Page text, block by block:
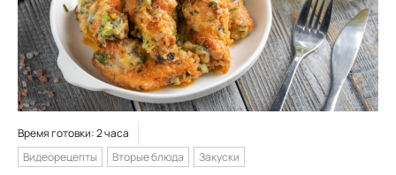
Время готовки: 2 часа
Видеорецепты
Вторые блюда Закуски